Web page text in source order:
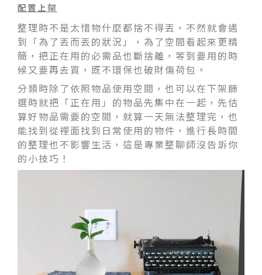
配置上架
整理時不是太惜物什麼都捨不得丟，不然就會遇
到「為了丟而丟的狀況」，為了空間看起來更精
簡，把正在用的必需品也斷捨離，等到要用的時
候又要再去買，既不環保也破財傷荷包。
分類時除了依照物品使用空間，也可以在下架篩
選時就把「正在用」的物品先集中在一起，先估
算好物品需要的空間，就算一天無法整理完，也
能找到從裡面找到日常使用的物件，進行長時間
的整理也不影響生活，這是專業整聊師沒告訴你
的小技巧！